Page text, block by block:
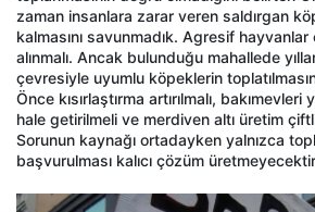
zaman insanlara zarar veren saldırgan
kalmasını savunmadık. Agresif
alınmalı. Ancak bulunduğu mahallede
çevresiyle uyumlu köpeklerin
Önce kısırlaştırma artırılmalı,
hale getirilmeli ve merdiven altı üretim
Sorunun kaynağı ortadayken yalnızca
başvurulması kalıcı çözüm